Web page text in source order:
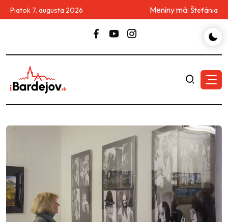
Piatok 7. augusta 2026 Meniny má: Štefánia